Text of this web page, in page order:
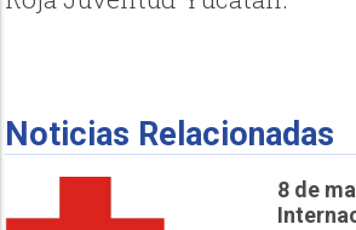
Noticias Relacionadas
8 de